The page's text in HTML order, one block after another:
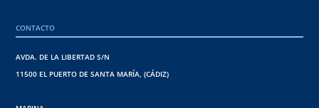
CONTACTO
AVDA. DE LA LIBERTAD S/N
11500 EL PUERTO DE SANTA MARÍA, (CÁDIZ)